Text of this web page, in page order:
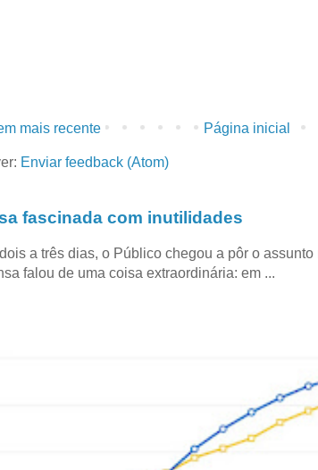
mais recente Página inicial
Enviar feedback (Atom)
fascinada com inutilidades
a três dias, o Público chegou a pôr o
falou de uma coisa extraordinária: em ...